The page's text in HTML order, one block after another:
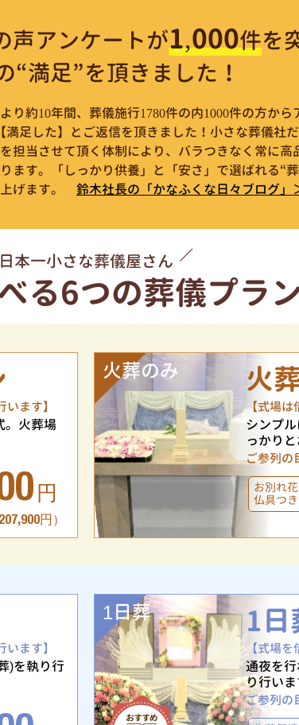
声アンケートが1,000件を
“満足”を頂きました！
り約10年間、葬儀施行1780件の内1000件の方か
満足した】とご返信を頂きました！小さな葬儀社
担当させて頂く体制により、バラつきなく常に
ます。「しっかり供養」と「安さ」で選ばれる“
げます。
鈴木社長の「かなふくな日々ブログ」
日本一小さな葬儀屋さん
る6つの葬儀プラン
ます】
。火葬場
円
円）
火葬のみ 火
【式場は
シンプ
っかり
ご参列の
お別れ花
仏具つき
ます】
)を執り行
1日葬 1日
【式場を
通夜を
り行いま
ご参列の